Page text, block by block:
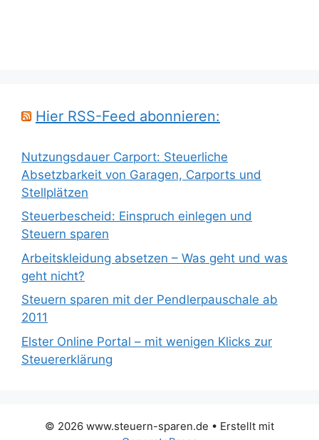
Hier RSS-Feed abonnieren:
Nutzungsdauer Carport: Steuerliche
Absetzbarkeit von Garagen, Carports und
Stellplätzen
Steuerbescheid: Einspruch einlegen und
Steuern sparen
Arbeitskleidung absetzen – Was geht und was
geht nicht?
Steuern sparen mit der Pendlerpauschale ab
2011
Elster Online Portal – mit wenigen Klicks zur
Steuererklärung
© 2026 www.steuern-sparen.de • Erstellt mit